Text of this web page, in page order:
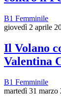
B1 Femminile
giovedì 2 aprile
Il Volano
Valentina
B1 Femminile
martedì 31 marzo